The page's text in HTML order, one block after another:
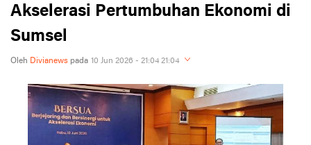
Akselerasi Pertumbuhan Ekonomi di
Sumsel
Oleh Divianews pada 10 Jun 2026 - 21:04 21:04